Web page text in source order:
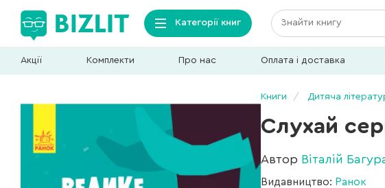
Категорії книг
Акції Комплекти Про нас Оплата і доставка
Книги Дитяча
Слухай
Автор Віталій
Видавництво: Ранок